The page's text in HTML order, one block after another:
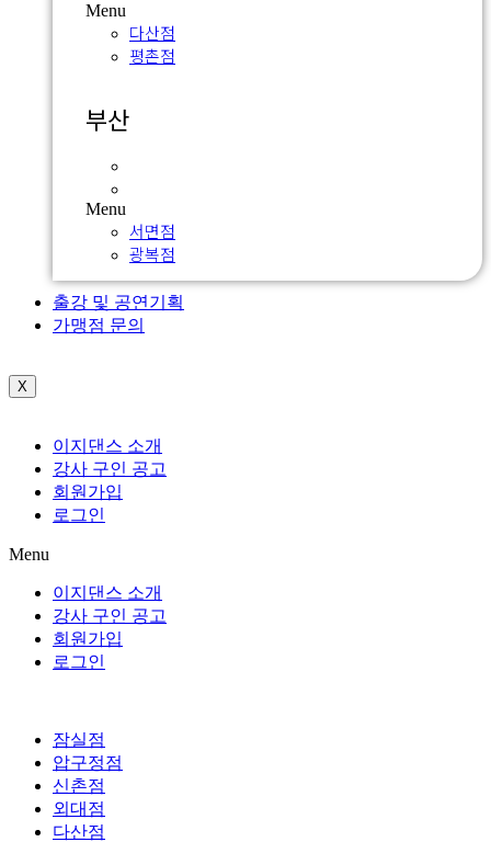
Menu
다산점
평촌점
부산
Menu
서면점
광복점
출강 및 공연기획
가맹점 문의
X
이지댄스 소개
강사 구인 공고
회원가입
로그인
Menu
이지댄스 소개
강사 구인 공고
회원가입
로그인
잠실점
압구정점
신촌점
외대점
다산점